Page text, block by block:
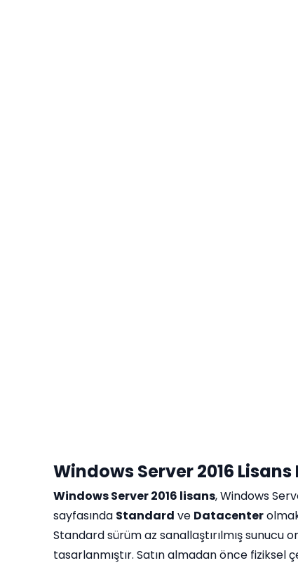
Windows Server 2016 Lisans
Windows Server 2016 lisans, Windows
sayfasında Standard ve Datacenter
Standard sürüm az sanallaştırılmış sunucu
tasarlanmıştır. Satın almadan önce fiziksel